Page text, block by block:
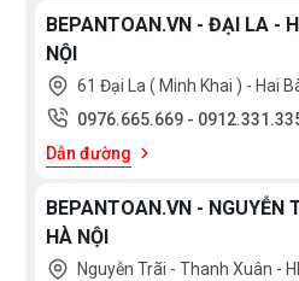
BEPANTOAN.VN - ĐẠI LA -
NỘI
61 Đại La ( Minh Khai ) - Hai
0976.665.669 -
Dẫn đường
BEPANTOAN.VN - NGUYỄN
HÀ NỘI
Nguyễn Trãi - Thanh Xuân -